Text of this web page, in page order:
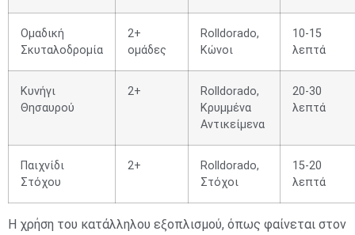
Ομαδική
Σκυταλοδρομία
2+
ομάδες
Rolldorado,
Κώνοι
10-15
λεπτά
Κυνήγι
Θησαυρού
2+
Rolldorado,
Κρυμμένα
Αντικείμενα
20-30
λεπτά
Παιχνίδι
Στόχου
2+
Rolldorado,
Στόχοι
15-20
λεπτά
Η χρήση του κατάλληλου εξοπλισμού, όπως φαίνεται στον